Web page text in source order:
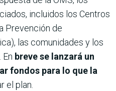
incluidos los Centros
Prevención de
las comunidades y los
breve se lanzará un
fondos para lo que la
el plan.